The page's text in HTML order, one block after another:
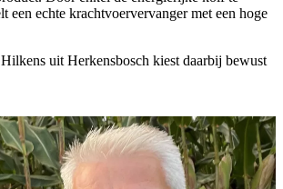
een echte krachtvoervervanger met een hoge
uit Herkensbosch kiest daarbij bewust